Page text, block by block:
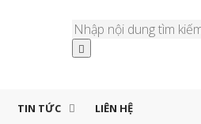
TIN TỨC
LIÊN HỆ